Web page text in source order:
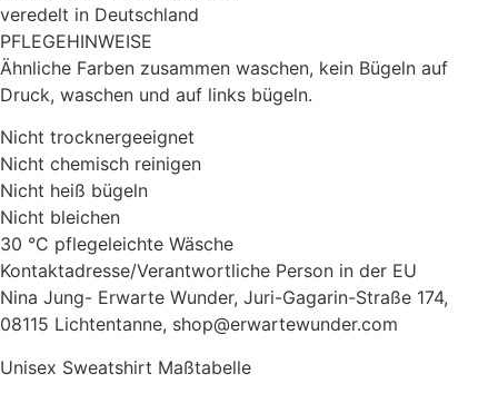
veredelt in Deutschland
PFLEGEHINWEISE
Ähnliche Farben zusammen waschen, kein Bügeln auf
Druck, waschen und auf links bügeln.
Nicht trocknergeeignet
Nicht chemisch reinigen
Nicht heiß bügeln
Nicht bleichen
30 °C pflegeleichte Wäsche
Kontaktadresse/Verantwortliche Person in der EU
Nina Jung- Erwarte Wunder, Juri-Gagarin-Straße 174,
08115 Lichtentanne, shop@erwartewunder.com
Unisex Sweatshirt Maßtabelle